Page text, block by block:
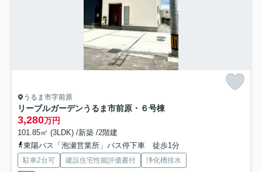
うるま市字前原
リーブルガーデンうるま市前原・６号棟
3,280万円
101.85㎡ (3LDK) /新築 /2階建
東陽バス「泡瀬営業所」バス停下車 徒歩1分
駐車2台可 建設住宅性能評価書付
浄化槽排水